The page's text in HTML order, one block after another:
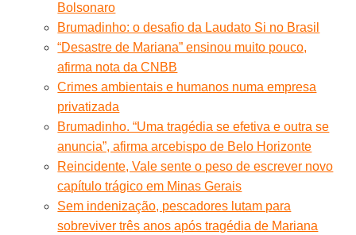
Bolsonaro
Brumadinho: o desafio da Laudato Si no Brasil
“Desastre de Mariana” ensinou muito pouco,
afirma nota da CNBB
Crimes ambientais e humanos numa empresa
privatizada
Brumadinho. “Uma tragédia se efetiva e outra se
anuncia”, afirma arcebispo de Belo Horizonte
Reincidente, Vale sente o peso de escrever novo
capítulo trágico em Minas Gerais
Sem indenização, pescadores lutam para
sobreviver três anos após tragédia de Mariana